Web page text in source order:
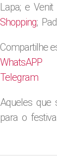
Lapa; e
Shopping;
Compartilhe
WhatsAPP
Telegram
Aqueles que
para o